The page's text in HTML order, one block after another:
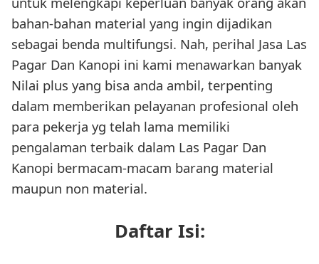
bahan-bahan material yang ingin dijadikan
sebagai benda multifungsi. Nah, perihal Jasa Las
Pagar Dan Kanopi ini kami menawarkan banyak
Nilai plus yang bisa anda ambil, terpenting
dalam memberikan pelayanan profesional oleh
para pekerja yg telah lama memiliki
pengalaman terbaik dalam Las Pagar Dan
Kanopi bermacam-macam barang material
maupun non material.
Daftar Isi: